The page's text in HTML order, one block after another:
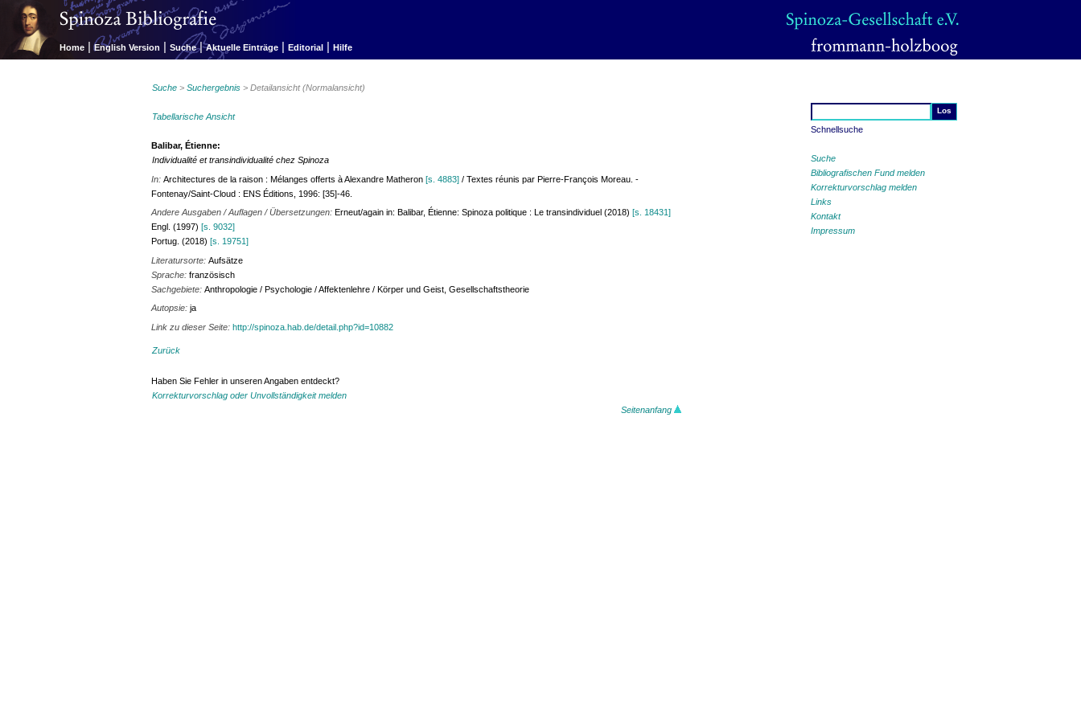
Home | English Version | Suche | Aktuelle Einträge | Editorial | Hilfe
Schnellsuche
Suche
Bibliografischen Fund melden
Korrekturvorschlag melden
Links
Kontakt
Impressum
Suche >Suchergebnis > Detailansicht (Normalansicht)
Tabellarische Ansicht
Balibar, Étienne:
Individualité et transindividualité chez Spinoza
In:Architectures de la raison : Mélanges offerts à Alexandre Matheron[s. 4883] / Textes réunis par Pierre-François Moreau. -
Fontenay/Saint-Cloud : ENS Éditions, 1996: [35]-46.
Andere Ausgaben / Auflagen / Übersetzungen:Erneut/again in: Balibar, Étienne: Spinoza politique : Le transindividuel (2018)[s. 18431]
Engl. (1997)[s. 9032]
Portug. (2018)[s. 19751]
Literatursorte:Aufsätze
Sprache:französisch
Sachgebiete:Anthropologie / Psychologie / Affektenlehre / Körper und Geist, Gesellschaftstheorie
Autopsie:ja
Link zu dieser Seite:http://spinoza.hab.de/detail.php?id=10882
Zurück
Haben Sie Fehler in unseren Angaben entdeckt?
Korrekturvorschlag oder Unvollständigkeit melden
Seitenanfang